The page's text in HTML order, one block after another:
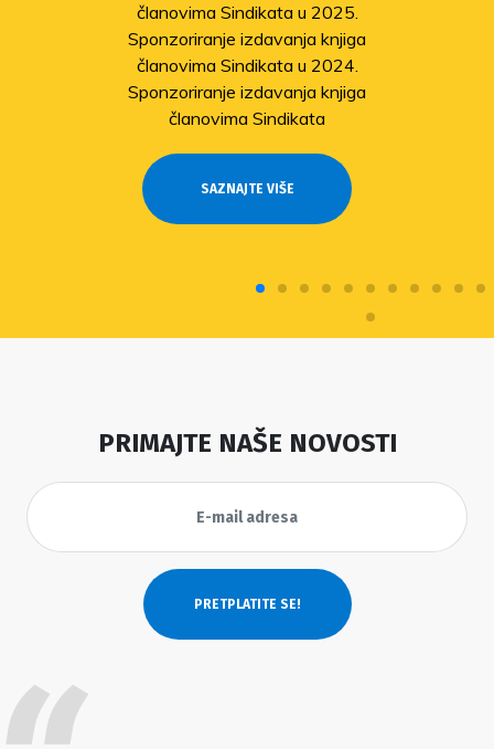
članovima Sindikata u 2025.
Sponzoriranje izdavanja knjiga
članovima Sindikata u 2024.
Sponzoriranje izdavanja knjiga
članovima Sindikata
SAZNAJTE VIŠE
PRIMAJTE NAŠE NOVOSTI